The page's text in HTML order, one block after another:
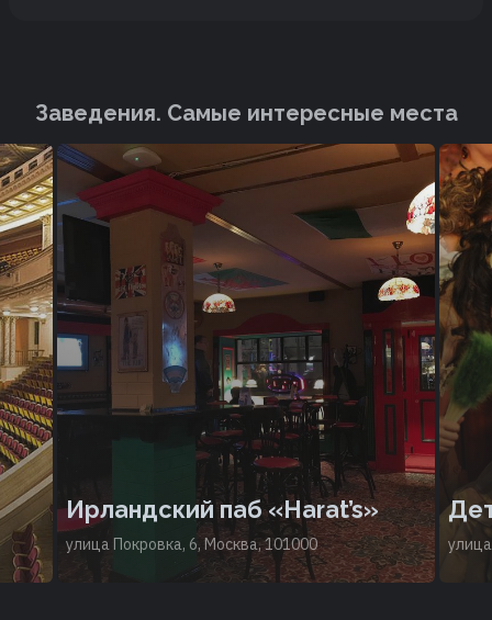
Заведения. Cамые интересные места
Ирландский паб «Harat’s»
улица Покровка, 6, Москва, 101000